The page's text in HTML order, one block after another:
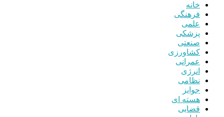
خانه
فرهنگی
علمی
پزشکی
صنعتی
کشاورزی
عمرانی
انرژی
نظامی
جوایز
هسته ای
قضایی